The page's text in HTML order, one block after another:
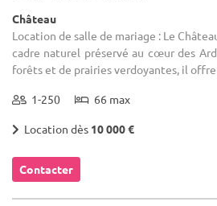
Château
Location de salle de mariage : Le
cadre naturel préservé au cœur des
forêts et de prairies verdoyantes, il offre
1-250 66 max
Location dès 10 000 €
Contacter